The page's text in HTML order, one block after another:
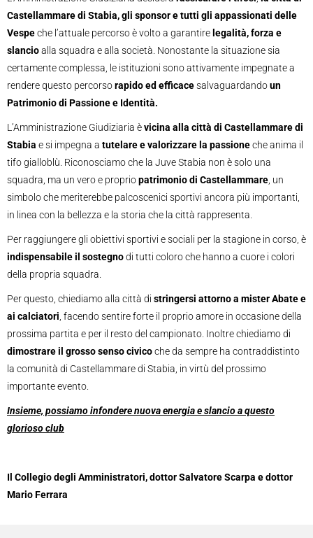
Castellammare di Stabia, gli sponsor e tutti gli appassionati delle
Vespeche l’attuale percorso è volto a garantire legalità, forza e
slancioalla squadra e alla società. Nonostante la situazione sia
certamente complessa, le istituzioni sono attivamente impegnate a
rendere questo percorsorapido ed efficacesalvaguardandoun
Patrimonio di Passione e Identità.
L’Amministrazione Giudiziaria èvicina alla città di Castellammare di
Stabia e si impegna a tutelare e valorizzare la passioneche anima il
tifo gialloblù. Riconosciamo che la Juve Stabia non è solo una
squadra, ma un vero e propriopatrimonio di Castellammare , un
simbolo che meriterebbe palcoscenici sportivi ancora più importanti,
in linea con la bellezza e la storia che la città rappresenta.
Per raggiungere gli obiettivi sportivi e sociali per la stagione in corso, è
indispensabile il sostegnodi tutti coloro che hanno a cuore i colori
della propria squadra.
Per questo, chiediamo alla città di stringersi attorno a mister Abate e
ai calciatori , facendo sentire forte il proprio amore in occasione della
prossima partita e per il resto del campionato. Inoltre chiediamo di
dimostrare il grosso senso civicoche da sempre ha contraddistinto
la comunità di Castellammare di Stabia, in virtù del prossimo
importante evento.
Insieme, possiamo infondere nuova energia e slancio a questo
glorioso club
Il Collegio degli Amministratori, dottor Salvatore Scarpa e dottor
Mario Ferrara